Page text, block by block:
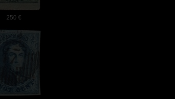
250 €